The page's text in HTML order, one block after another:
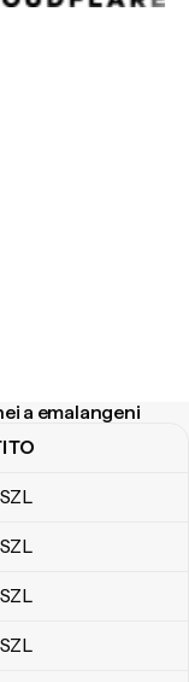
a emalangeni
emalangeni
SZL
SZL
SZL
SZL